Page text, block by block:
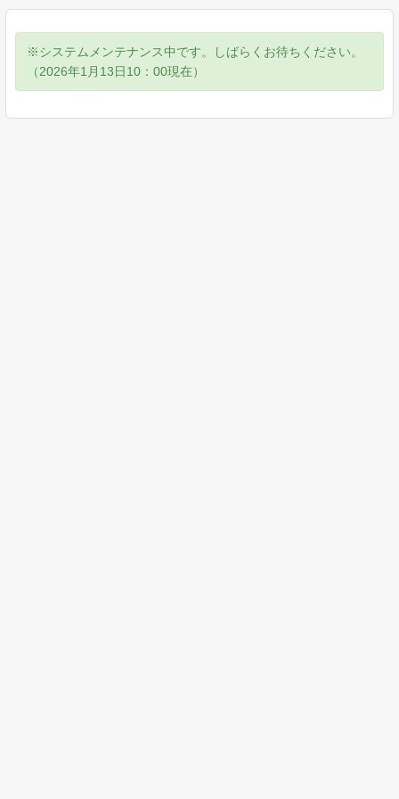
※システムメンテナンス中です。しばらくお待ちください。
（2026年1月13日10：00現在）